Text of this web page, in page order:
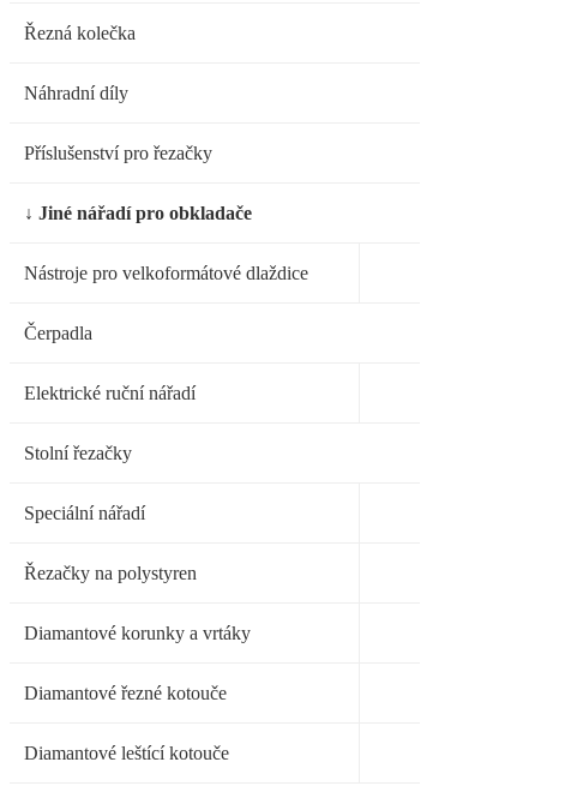
Řezná kolečka
Náhradní díly
Příslušenství pro řezačky
↓ Jiné nářadí pro obkladače
Nástroje pro velkoformátové dlaždice
Čerpadla
Elektrické ruční nářadí
Stolní řezačky
Speciální nářadí
Řezačky na polystyren
Diamantové korunky a vrtáky
Diamantové řezné kotouče
Diamantové leštící kotouče